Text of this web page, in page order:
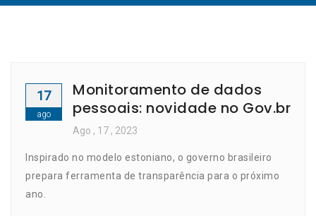
17
ago
Monitoramento de dados
pessoais: novidade no Gov.br
Ago , 17 , 2023
Inspirado no modelo estoniano, o governo brasileiro
prepara ferramenta de transparência para o próximo
ano.